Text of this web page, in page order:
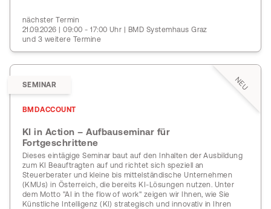
nächster Termin
21.09.2026 | 09:00 - 17:00 Uhr | BMD Systemhaus Graz
und 3 weitere Termine
NEU
SEMINAR
BMDACCOUNT
KI in Action – Aufbauseminar für
Fortgeschrittene
Dieses eintägige Seminar baut auf den Inhalten der Ausbildung
zum KI Beauftragten auf und richtet sich speziell an
Steuerberater und kleine bis mittelständische Unternehmen
(KMUs) in Österreich, die bereits KI-Lösungen nutzen. Unter
dem Motto "AI in the flow of work" zeigen wir Ihnen, wie Sie
Künstliche Intelligenz (KI) strategisch und innovativ in Ihren